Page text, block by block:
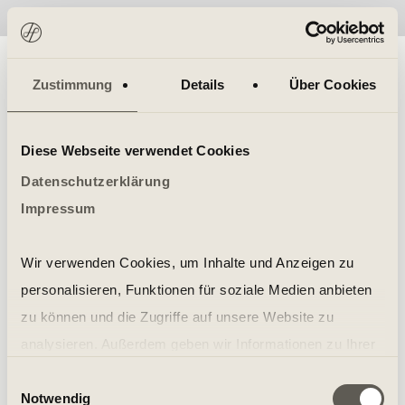
Zustimmung Details Über Cookies
Diese Webseite verwendet Cookies
Datenschutzerklärung
Impressum
Wir verwenden Cookies, um Inhalte und Anzeigen zu
personalisieren, Funktionen für soziale Medien anbieten
zu können und die Zugriffe auf unsere Website zu
soziale Medien, Werbung und Analysen weiter. Unsere
Notwendig